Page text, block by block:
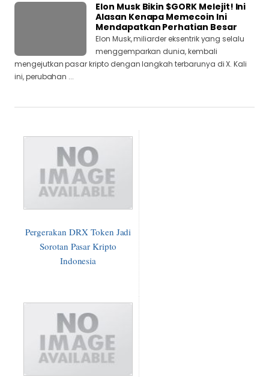
Elon Musk Bikin $GORK Melejit! Ini
Alasan Kenapa Memecoin Ini
Mendapatkan Perhatian Besar
Elon Musk, miliarder eksentrik yang selalu
menggemparkan dunia, kembali
mengejutkan pasar kripto dengan langkah terbarunya di X. Kali
ini, perubahan ...
Pergerakan DRX Token Jadi
Sorotan Pasar Kripto
Indonesia